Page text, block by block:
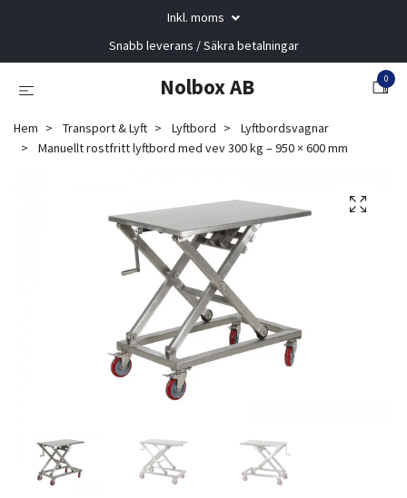
Inkl. moms
Snabb leverans / Säkra betalningar
Nolbox AB 0
Hem Transport & Lyft Lyftbord
Lyftbordsvagnar
Manuellt rostfritt lyftbord med vev 300 kg – 950 × 600 mm